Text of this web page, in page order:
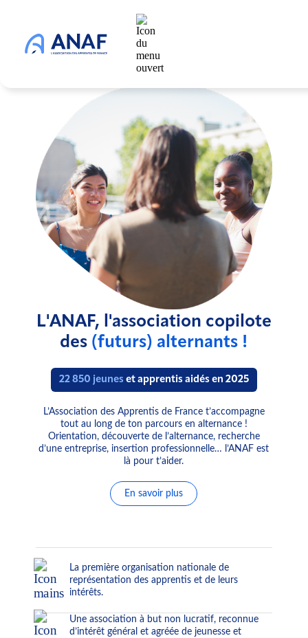
L'ANAF, l'association copilote
des (futurs) alternants !
22 850 jeunes et apprentis aidés en 2025
L’Association des Apprentis de France t’accompagne
tout au long de ton parcours en alternance !
Orientation, découverte de l’alternance, recherche
d’une entreprise, insertion professionnelle… l’ANAF est
là pour t’aider.
En savoir plus
La première organisation nationale de
représentation des apprentis et de leurs
intérêts.
Une association à but non lucratif, reconnue
d’intérêt général et agréée de jeunesse et